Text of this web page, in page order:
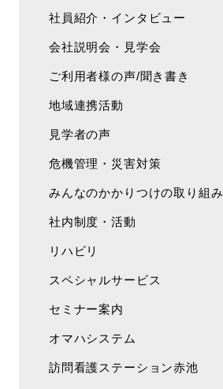
社員紹介・インタビュー
会社説明会・見学会
ご利用者様の声/聞き書き
地域連携活動
見学者の声
危機管理・災害対策
みんなのかかりつけの取り組み
社内制度・活動
リハビリ
スペシャルサービス
セミナー案内
オマハシステム
訪問看護ステーション赤池